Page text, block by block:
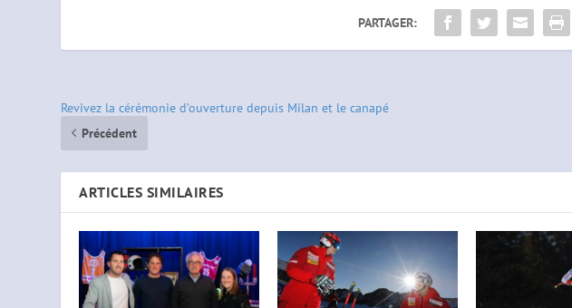
PARTAGER:
Revivez la cérémonie d’ouverture depuis Milan et le canapé
Précédent
ARTICLES SIMILAIRES